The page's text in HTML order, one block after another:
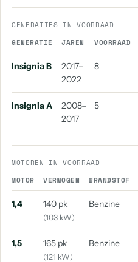
GENERATIES IN VOORRAAD
GENERATIE
JAREN VOORRAAD
Insignia B
2017–
2022
8
Insignia A
2008–
2017
5
MOTOREN IN VOORRAAD
MOTOR
VERMOGEN BRANDSTOF
1,4 140 pk
(103 kW)
Benzine
1,5 165 pk
(121 kW)
Benzine